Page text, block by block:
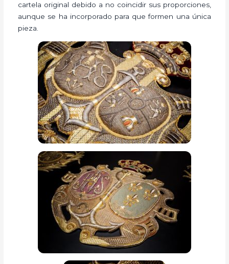
cartela original debido a no coincidir sus proporciones,
aunque se ha incorporado para que formen una única
pieza.